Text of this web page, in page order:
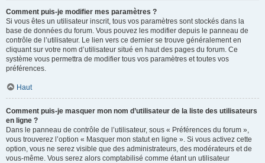
Comment puis-je modifier mes paramètres ?
Si vous êtes un utilisateur inscrit, tous vos paramètres sont stockés dans la
base de données du forum. Vous pouvez les modifier depuis le panneau de
contrôle de l’utilisateur. Le lien vers ce dernier se trouve généralement en
cliquant sur votre nom d’utilisateur situé en haut des pages du forum. Ce
système vous permettra de modifier tous vos paramètres et toutes vos
préférences.
Haut
Comment puis-je masquer mon nom d’utilisateur de la liste des utilisateurs
en ligne ?
Dans le panneau de contrôle de l’utilisateur, sous « Préférences du forum »,
vous trouverez l’option « Masquer mon statut en ligne ». Si vous activez cette
option, vous ne serez visible que des administrateurs, des modérateurs et de
vous-même. Vous serez alors comptabilisé comme étant un utilisateur